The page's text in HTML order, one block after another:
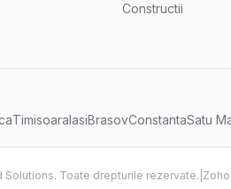
Constructii
TimisoaraIasiBrasovConstantaSatu
Solutions. Toate drepturile rezervate.